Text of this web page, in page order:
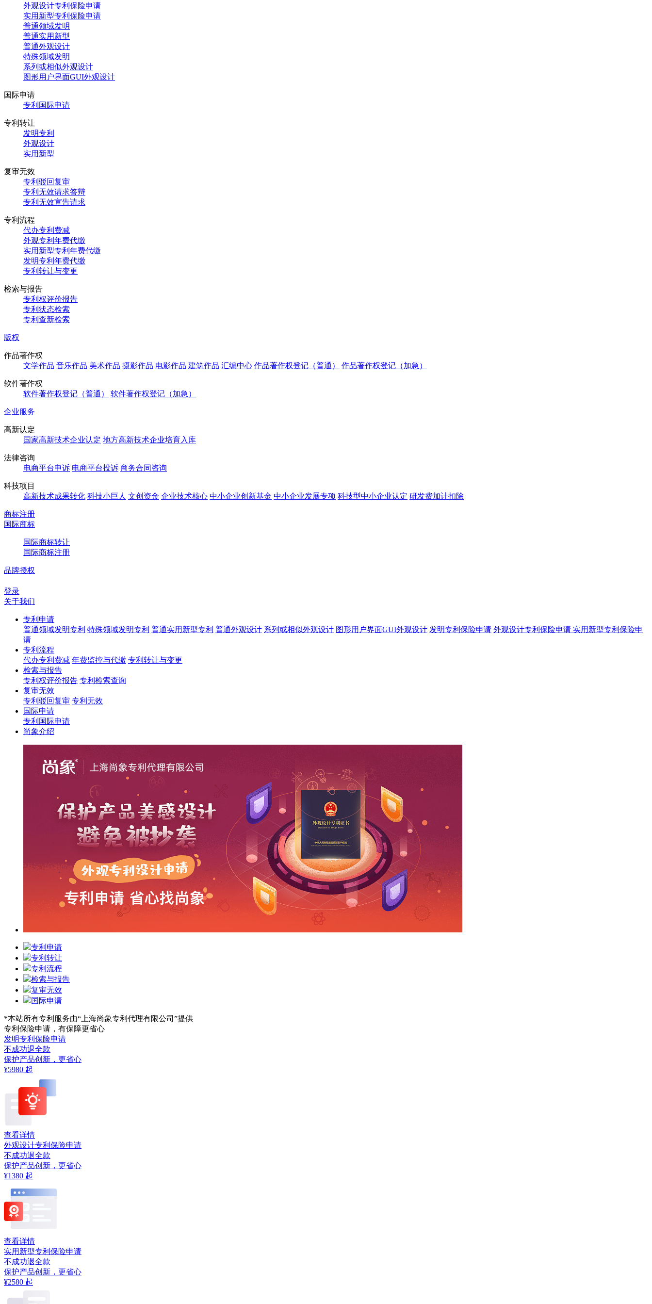
外观设计专利保险申请
实用新型专利保险申请
普通领域发明
普通实用新型
普通外观设计
特殊领域发明
系列或相似外观设计
图形用户界面GUI外观设计
国际申请
专利国际申请
专利转让
发明专利
外观设计
实用新型
复审无效
专利驳回复审
专利无效请求答辩
专利无效宣告请求
专利流程
代办专利费减
外观专利年费代缴
实用新型专利年费代缴
发明专利年费代缴
专利转让与变更
检索与报告
专利权评价报告
专利状态检索
专利查新检索
版权
作品著作权
文学作品 音乐作品 美术作品 摄影作品 电影作品 建筑作品 汇编中心 作品著作权登记（普通） 作品著作权登记（加急）
软件著作权
软件著作权登记（普通）
软件著作权登记（加急）
企业服务
高新认定
国家高新技术企业认定 地方高新技术企业培育入库
法律咨询
电商平台申诉 电商平台投诉 商务合同咨询
科技项目
高新技术成果转化 科技小巨人 文创资金 企业技术核心 中小企业创新基金 中小企业发展专项 科技型中小企业认定 研发费加计扣除
商标注册
国际商标
国际商标转让
国际商标注册
品牌授权
登录
关于我们
专利申请
普通领域发明专利 特殊领域发明专利 普通实用新型专利 普通外观设计 系列或相似外观设计 图形用户界面GUI外观设计 发明专利保险申请 外观设计专利保险申请 实用新型专利保险申
请
专利流程
代办专利费减 年费监控与代缴 专利转让与变更
检索与报告
专利权评价报告 专利检索查询
复审无效
专利驳回复审 专利无效
国际申请
专利国际申请
尚象介绍
专利申请
专利转让
专利流程
检索与报告
复审无效
国际申请
*本站所有专利服务由“上海尚象专利代理有限公司”提供
专利保险申请，有保障更省心
发明专利保险申请
不成功退全款
保护产品创新，更省心
¥5980 起
查看详情
外观设计专利保险申请
不成功退全款
保护产品创新，更省心
¥1380 起
查看详情
实用新型专利保险申请
不成功退全款
保护产品创新，更省心
¥2580 起